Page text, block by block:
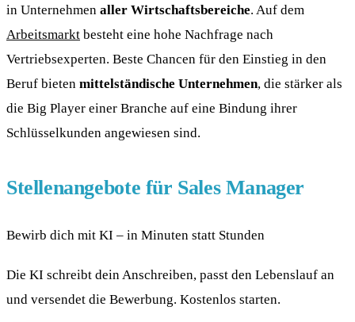
in Unternehmen aller Wirtschaftsbereiche. Auf dem
Arbeitsmarkt besteht eine hohe Nachfrage nach
Vertriebsexperten. Beste Chancen für den Einstieg in den
Beruf bieten mittelständische Unternehmen, die stärker als
die Big Player einer Branche auf eine Bindung ihrer
Schlüsselkunden angewiesen sind.
Stellenangebote für Sales Manager
Bewirb dich mit KI – in Minuten statt Stunden
Die KI schreibt dein Anschreiben, passt den Lebenslauf an
und versendet die Bewerbung. Kostenlos starten.